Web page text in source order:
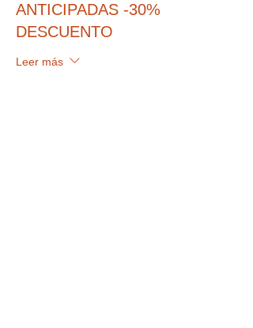
ANTICIPADAS -30%
DESCUENTO
Leer más